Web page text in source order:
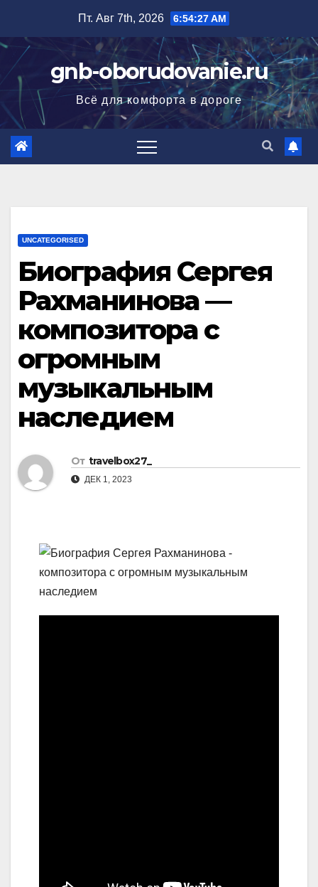
содержимому
Пт. Авг 7th, 2026 6:54:28 AM
gnb-oborudovanie.ru
Всё для комфорта в дороге
UNCATEGORISED
Биография Сергея
Рахманинова —
композитора с
огромным
музыкальным
наследием
От travelbox27_
ДЕК 1, 2023